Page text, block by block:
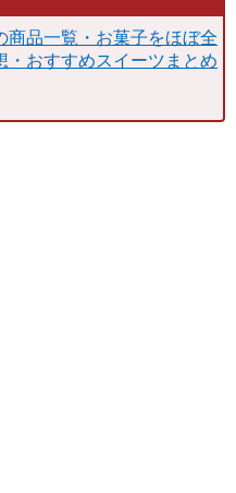
商品一覧・お菓子をほぼ全
・おすすめスイーツまとめ